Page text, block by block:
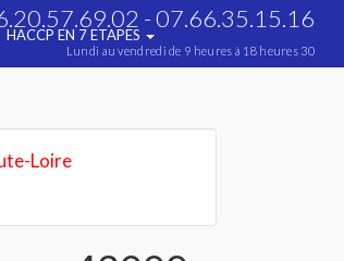
HACCP EN 7 ETAPES
- 07.66.35.15.16
Lundi au vendredi de 9 heures à 18 heures 30
Loire